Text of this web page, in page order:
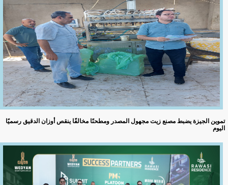
تموين الجيزة يضبط مصنع زيت مجهول المصدر ومطحنًا مخالفًا ينقص أوزان الدقيق رسميًا
اليوم